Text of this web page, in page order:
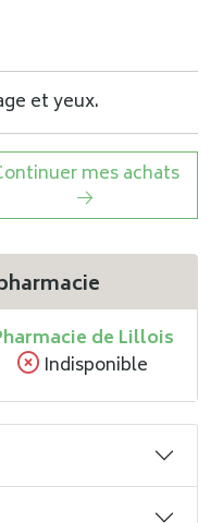
et yeux.
mes achats
de Lillois
Indisponible